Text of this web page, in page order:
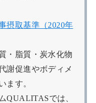
摂取基準（2020年
・脂質・炭水化物
謝促進やボディメ
ます。
QUALITASでは、